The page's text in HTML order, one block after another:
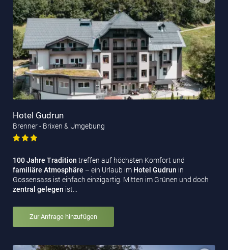
Hotel Gudrun
Brenner - Brixen & Umgebung
100 Jahre Tradition treffen auf höchsten Komfort und
familiäre Atmosphäre – ein Urlaub im Hotel Gudrun in
Gossensass ist einfach einzigartig. Mitten im Grünen und doch
zentral gelegen ist…
Zur Anfrage hinzufügen